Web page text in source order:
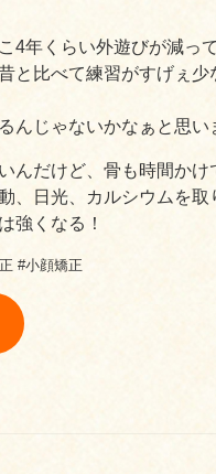
4年くらい外遊びが減っ
と比べて練習がすげぇ少
んじゃないかなぁと思い
んだけど、骨も時間か
、日光、カルシウムを取
強くなる！
#小顔矯正